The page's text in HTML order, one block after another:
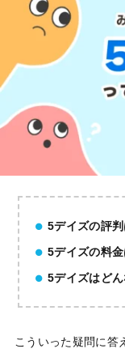
5デイズの評判
5デイズの料
5デイズはど
こういった疑問に答